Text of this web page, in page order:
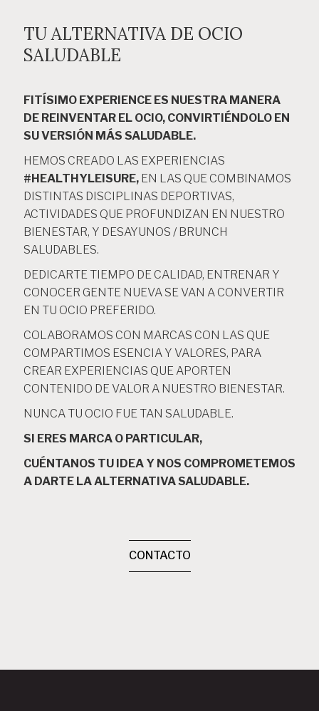
TU ALTERNATIVA DE OCIO
SALUDABLE
FITÍSIMO EXPERIENCE ES NUESTRA MANERA
DE REINVENTAR EL OCIO, CONVIRTIÉNDOLO EN
SU VERSIÓN MÁS SALUDABLE.
HEMOS CREADO LAS EXPERIENCIAS
#HEALTHYLEISURE,EN LAS QUE COMBINAMOS
DISTINTAS DISCIPLINAS DEPORTIVAS,
ACTIVIDADES QUE PROFUNDIZAN EN NUESTRO
BIENESTAR, Y DESAYUNOS / BRUNCH
SALUDABLES.
DEDICARTE TIEMPO DE CALIDAD, ENTRENAR Y
CONOCER GENTE NUEVA SE VAN A CONVERTIR
EN TU OCIO PREFERIDO.
COLABORAMOS CON MARCAS CON LAS QUE
COMPARTIMOS ESENCIA Y VALORES, PARA
CREAR EXPERIENCIAS QUE APORTEN
CONTENIDO DE VALOR A NUESTRO BIENESTAR.
NUNCA TU OCIO FUE TAN SALUDABLE.
SI ERES MARCA O PARTICULAR,
CUÉNTANOS TU IDEA Y NOS COMPROMETEMOS
A DARTE LA ALTERNATIVA SALUDABLE.
CONTACTO